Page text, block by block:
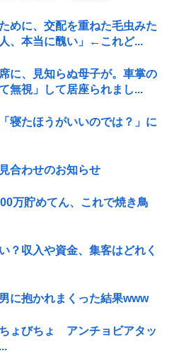
めに、交配を重ねた毛虫みた
、本当に醜い」←これど...
に、見知らぬ母子が。車掌の
無視」して居座られまし...
寝たほうがいいのでは？」に
合わせのお知らせ
万貯めてん、これで焼き鳥
？収入や資金、集客はどれく
に抱かれまくった結果www
ょびちょ アンチョビアタッ